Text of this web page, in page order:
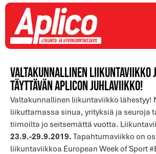
Valtakunnallinen liikuntaviikko
täyttävän Aplicon juhlaviikko!
Valtakunnallinen liikuntaviikko lähestyy!
liikuttamassa sinua, yrityksiä ja seuroja
tiimoilta jo seitsemättä vuotta.
23.9.-29.9.2019. Tapahtumaviikko on
liikuntaviikkoa European Week of Sport